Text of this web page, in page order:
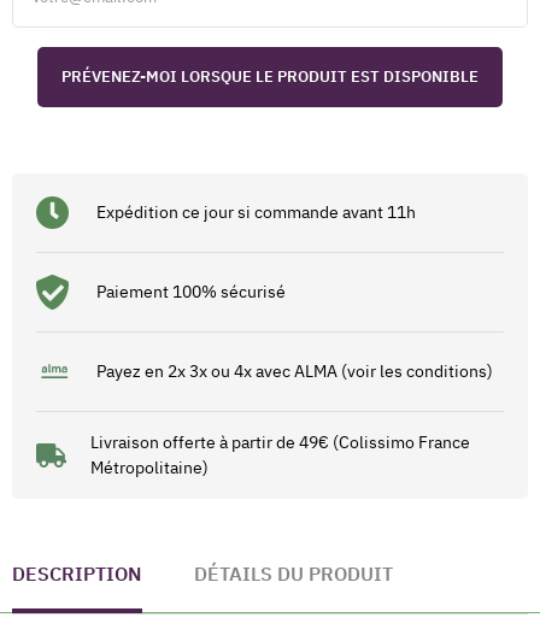
PRÉVENEZ-MOI LORSQUE LE PRODUIT EST DISPONIBLE
Expédition ce jour si commande avant 11h
Paiement 100% sécurisé
Payez en 2x 3x ou 4x avec ALMA (voir les conditions)
Livraison offerte à partir de 49€ (Colissimo France
Métropolitaine)
DESCRIPTION DÉTAILS DU PRODUIT